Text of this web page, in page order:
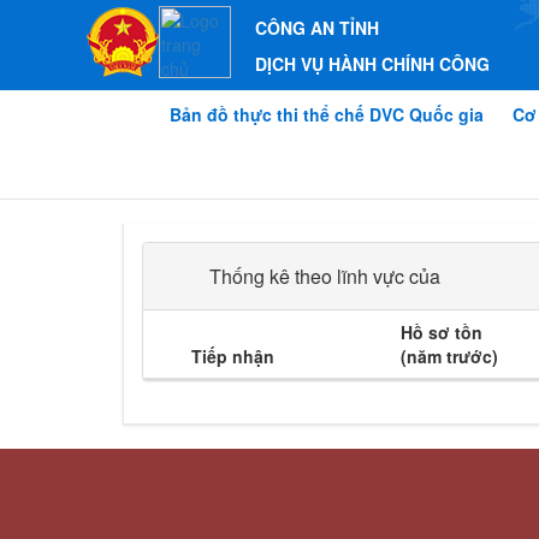
CÔNG AN TỈNH
DỊCH VỤ HÀNH CHÍNH CÔNG
Bản đồ thực thi thể chế DVC Quốc gia
Thống kê theo lĩnh vực của
Tiếp nhận
Hồ sơ tồn
(năm trước)